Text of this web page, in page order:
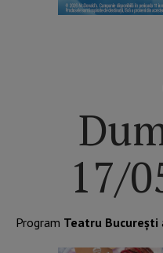
17/
Program Teatru București